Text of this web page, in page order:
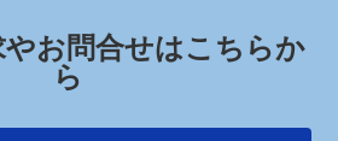
お問合せはこちらか
ら